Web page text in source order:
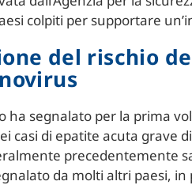
colpiti per supportare
del rischio
ha segnalato per la prima
casi di epatite acuta grave
precedentemente
da molti altri paesi,